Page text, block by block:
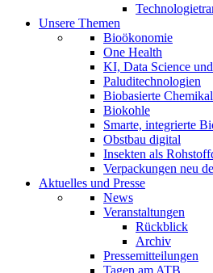
Unsere Themen
Bioökonomie
One Health
KI, Data Science
Paluditechnologien
Biobasierte
Biokohle
Smarte, integrierte
Obstbau digital
Insekten als
Verpackungen neu
Aktuelles und Presse
News
Veranstaltungen
Rückblick
Archiv
Pressemitteilungen
Tagen am ATB